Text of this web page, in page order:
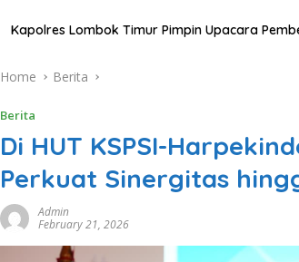
Kapolres Lombok Timur Pimpin Upacara
Home Berita
Berita
Di HUT KSPSI-
Perkuat Sinergitas
Admin
February 21, 2026